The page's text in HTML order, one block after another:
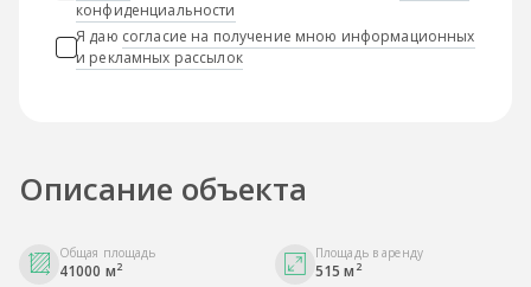
конфиденциальности
Я даю согласие на получение мною информационных
и рекламных рассылок
Описание объекта
Общая площадь
41000 м2
Площадь в аренду
515 м 2